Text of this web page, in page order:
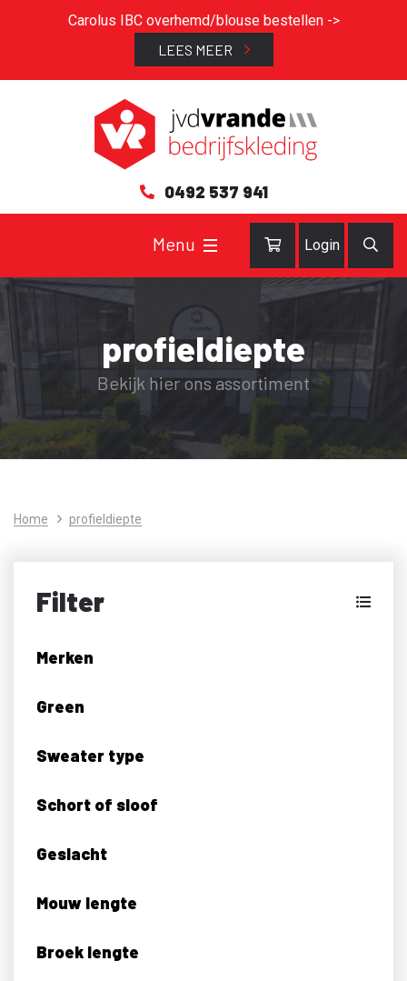
Carolus IBC overhemd/blouse bestellen ->
LEES MEER
0492 537 941
Login
profieldiepte
Bekijk hier ons assortiment
Home profieldiepte
Filter
Merken
Green
Sweater type
Schort of sloof
Geslacht
Mouw lengte
Broek lengte